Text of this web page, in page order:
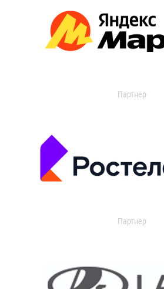
Партнер
Партнер